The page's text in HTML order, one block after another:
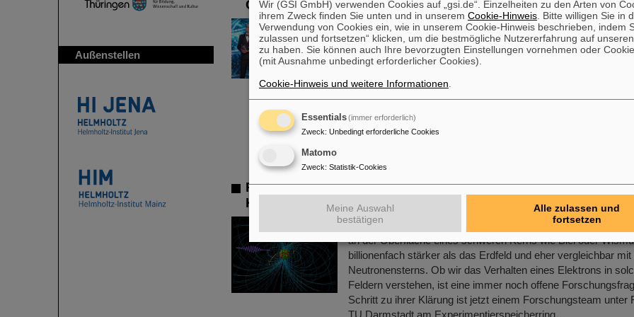
Außenstellen
Grundlagenphysik
Der renommierte US-amerikanischen „Breakthrough Prize“
Grundlagenphysik geht in diesem Jahr an die vier
Wissenschaftskollaborationen ALICE, ATLAS, CMS, and
Forschungszentrums CERN . Auch mehr als 40 frühere und
Forschende von GSI/FAIR sind maßgeblich daran beteiligt
gemeinsam mit ihren Wissenschaftskolleg*innen mit dem
ausgezeichnet, der mit drei Millionen US-Dollar dotiert ist…
Physiker*innen testen Quantentheorie mit Atomkernen aus
Kernreaktion
Viele Atomkerne besitzen ein magnetisches Feld, ähnlich wie
an der Oberfläche eines schweren Kerns wie Blei oder
billionenfach stärker als das Erdfeld und eher vergleichbar mit
Neutronensterns. Ob wir das Verhalten eines Elektrons in
Feldern verstehen, ist eine immer noch offene
Schritt zu ihrer Klärung ist jetzt einem Forschungsteam unter
TU Darmstadt am Experimentierspeicherring…
Wir (GSI GmbH) verwenden Cookies auf „gsi.de“. Einzelheiten zu den Arten von
ihrem Zweck finden Sie unten und in unserem Cookie-Hinweis . Bitte willigen Sie in
Verwendung von Cookies ein, wie in unserem Cookie-Hinweis beschrieben, indem
zulassen und fortsetzen“ klicken, um die bestmögliche Nutzererfahrung auf
zu haben. Sie können auch Ihre bevorzugten Einstellungen vornehmen oder
(mit Ausnahme unbedingt erforderlicher Cookies).
Cookie-Hinweis und weitere Informationen
Essentials(immer erforderlich)
Zweck: Unbedingt erforderliche Cookies
Matomo
Zweck: Statistik-Cookies
Meine Auswahl
bestätigen
Alle zulassen und
fortsetzen